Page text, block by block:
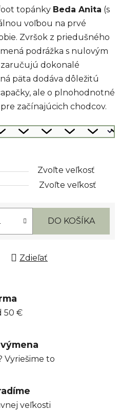
topánky Beda Anita (s
voľbou na prvé
Zvršok z priedušného
podrážka s nulovým
dokonalé
päta dodáva dôležitú
ale o plnohodnotné
začínajúcich chodcov.
Zvoľte veľkosť
Zvoľte veľkosť
DO KOŠÍKA
Zdieľať
50 €
Vyriešime to
veľkosti